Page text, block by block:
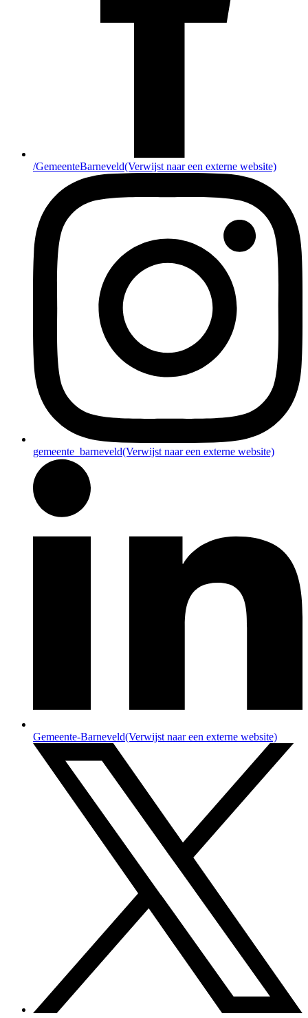
/GemeenteBarneveld(Verwijst naar een externe website)
gemeente_barneveld(Verwijst naar een externe website)
Gemeente-Barneveld(Verwijst naar een externe website)